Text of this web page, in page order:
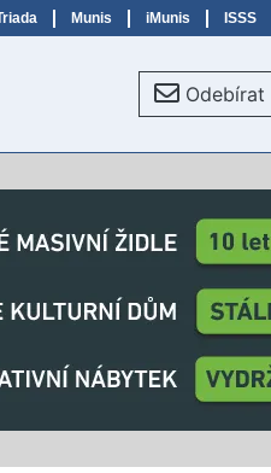
Munis iMunis ISSS
Odebírat